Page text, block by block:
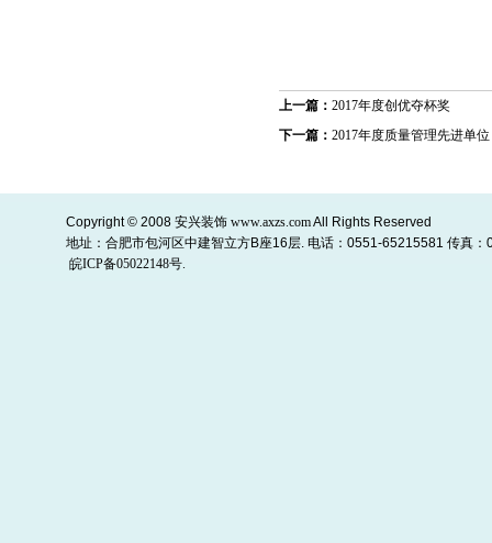
上一篇： 2017年度创优夺杯奖
下一篇： 2017年度质量管理先进单位
Copyright © 2008 安兴装饰 www.axzs.comAll Rights Reserved
地址：合肥市包河区中建智立方B座16层. 电话：0551-65215581 传真
皖ICP备05022148号.